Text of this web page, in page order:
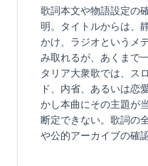
歌詞本文や物語設定の
明。タイトルからは、
かけ、ラジオというメ
み取れるが、あくまで
タリア大衆歌では、ス
ド、内省、あるいは恋
かし本曲にその主題が
断定できない。歌詞の
や公的アーカイブの確